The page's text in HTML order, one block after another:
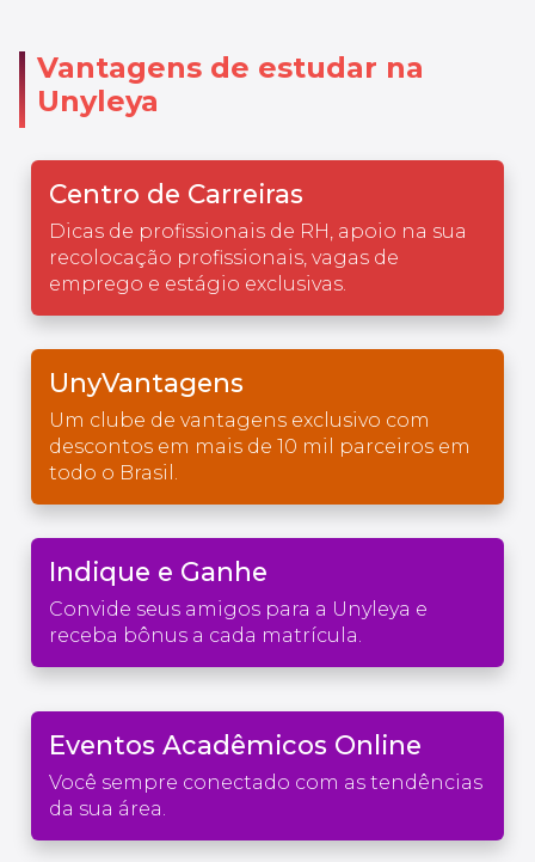
Vantagens de estudar na
Unyleya
Centro de Carreiras
Dicas de profissionais de RH, apoio na sua
recolocação profissionais, vagas de
emprego e estágio exclusivas.
UnyVantagens
Um clube de vantagens exclusivo com
descontos em mais de 10 mil parceiros em
todo o Brasil.
Indique e Ganhe
Convide seus amigos para a Unyleya e
receba bônus a cada matrícula.
Eventos Acadêmicos Online
Você sempre conectado com as tendências
da sua área.